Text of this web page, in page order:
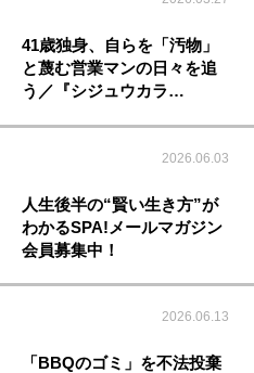
41歳独身、自らを「汚物」
と蔑む営業マンの日々を追
う／『シジュウカラ…
2026.06.03
人生後半の“賢い生き方”が
わかるSPA!メールマガジン
会員募集中！
2026.06.13
「BBQのゴミ」を不法投棄